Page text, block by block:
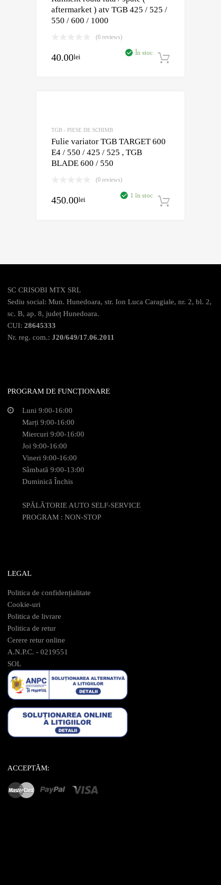
aftermarket ) atv TGB 425 / 525 /
550 / 600 / 1000
(0 reviews)
40.00lei
În stoc
TGB - PIESE DE SCHIMB
Fulie variator TGB TARGET 600
E4 / 550 / 425 / 525 , TGB
BLADE 600 / 550
(0 reviews)
450.00lei
1 în stoc
SC CRISOBI MTX SRL
Sediu social: Mun. Hunedoara, str. Ion Luca Caragiale, nr. 2, bl. 2,
sc. B, ap. 8, județ Hunedoara.
CUI: 28645333
Nr. reg. com.: J20/649/17.06.2011
PROGRAM DE FUNCȚIONARE
Luni 9:00-16:00
Marți 9:00-16:00
Miercuri 9:00-16:00
Joi 9:00-16:00
Vineri 9:00-16:00
Sâmbată 9:00-13:00
Duminică Închis
SPĂLĂTORIE AUTO SELF-SERVICE
PROGRAM : NON-STOP
LEGAL
Politica de confidențialitate
Cookie-uri
Politica de livrare
Politica de retur
Cerere retur online
A.N.P.C. - 0219551
SOL
ACCEPTĂM: